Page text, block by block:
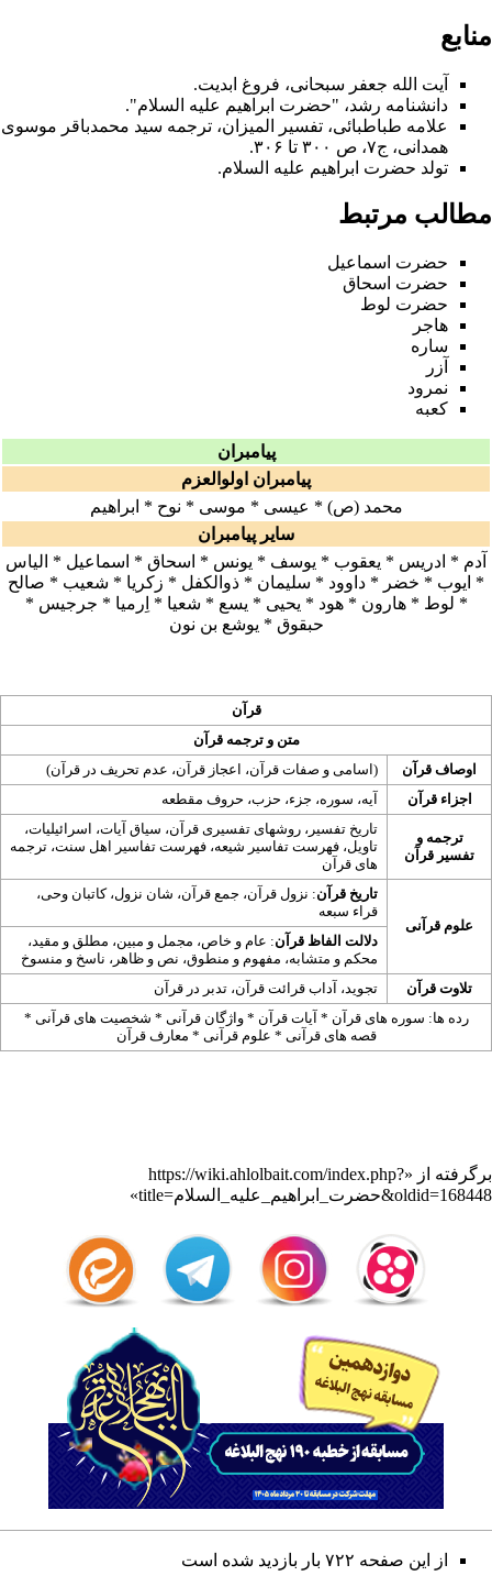
منابع
آیت الله جعفر سبحانی، فروغ ابدیت.
دانشنامه رشد، "حضرت ابراهیم علیه السلام".
علامه طباطبائی، تفسیر المیزان، ترجمه سید محمدباقر موسوی
همدانی، ج۷، ص ۳۰۰ تا ۳۰۶.
تولد حضرت ابراهیم علیه السلام.
مطالب مرتبط
حضرت اسماعیل
حضرت اسحاق
حضرت لوط
هاجر
ساره
آزر
نمرود
کعبه
پیامبران
پیامبران اولوالعزم
محمد (ص) * عیسی * موسی * نوح * ابراهیم
سایر پیامبران
آدم * ادریس * یعقوب * یوسف * یونس * اسحاق * اسماعیل * الیاس
* ایوب * خضر * داوود * سلیمان * ذوالکفل * زکریا * شعیب * صالح
* لوط *هارون *هود * یحیی * یسع * شعیا * اِرميا * جرجیس *
حبقوق * يوشع بن نون
قرآن
متن و ترجمه قرآن
اوصاف قرآن
(اسامی و صفات قرآن، اعجاز قرآن، عدم تحریف در قرآن)
اجزاء قرآن
آیه، سوره، جزء، حزب، حروف مقطعه
ترجمه و
تفسیر قرآن
تاریخ تفسیر ، روشهای تفسیری قرآن، سیاق آیات، اسرائیلیات،
تاویل، فهرست تفاسیر شیعه، فهرست تفاسیر اهل سنت، ترجمه
های قرآن
علوم قرآنی
تاریخ قرآن: نزول قرآن، جمع قرآن، شان نزول،کاتبان وحی،
قراء سبعه
دلالت الفاظ قرآن: عام و خاص، مجمل و مبین، مطلق و مقید،
محکم و متشابه، مفهوم و منطوق، نص و ظاهر ، ناسخ و منسوخ
تلاوت قرآن
تجوید، آداب قرائت قرآن، تدبر در قرآن
رده ها: سوره های قرآن * آیات قرآن *واژگان قرآنی * شخصیت های قرآنی *
قصه های قرآنی * علوم قرآنی * معارف قرآن
برگرفته از «https://wiki.ahlolbait.com/index.php?
title=حضرت_ابراهیم_علیه_السلام&oldid=168448
»
از این صفحه ۷۲۲ بار بازدید شده است